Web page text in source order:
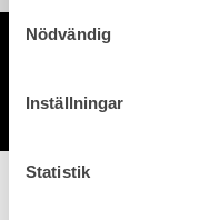
Samtyckesval
Nödvändig
Inställningar
Statistik